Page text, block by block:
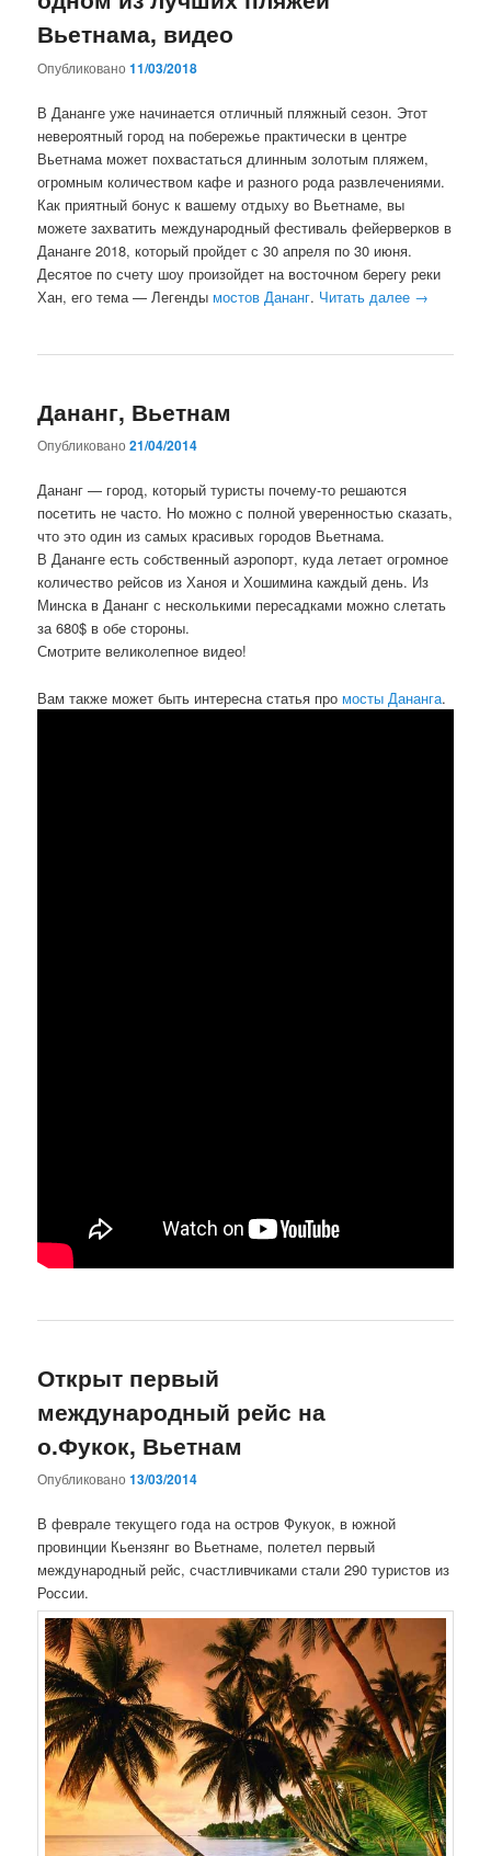
Вьетнама, видео
Опубликовано11/03/2018
В Дананге уже начинается отличный пляжный сезон. Этот
невероятный город на побережье практически в центре
Вьетнама может похвастаться длинным золотым пляжем,
огромным количеством кафе и разного рода развлечениями.
Как приятный бонус к вашему отдыху во Вьетнаме, вы
можете захватить международный фестиваль фейерверков в
Дананге 2018, который пройдет с 30 апреля по 30 июня.
Десятое по счету шоу произойдет на восточном берегу реки
Хан, его тема — Легенды мостов Дананг. Читать далее →
Дананг, Вьетнам
Опубликовано21/04/2014
Дананг — город, который туристы почему-то решаются
посетить не часто. Но можно с полной уверенностью сказать,
что это один из самых красивых городов Вьетнама.
В Дананге есть собственный аэропорт, куда летает огромное
количество рейсов из Ханоя и Хошимина каждый день. Из
Минска в Дананг с несколькими пересадками можно слетать
за 680$ в обе стороны.
Смотрите великолепное видео!
Вам также может быть интересна статья про мосты Дананга.
Открыт первый
международный рейс на
о.Фукок, Вьетнам
Опубликовано13/03/2014
В феврале текущего года на остров Фукуок, в южной
провинции Кьензянг во Вьетнаме, полетел первый
международный рейс, счастливчиками стали 290 туристов из
России.